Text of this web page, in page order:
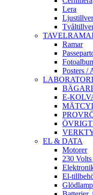
Lera
Ramar
Posters /
E-
EL & DATA
Motorer
230
El-